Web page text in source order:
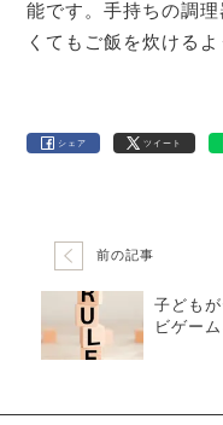
能です。手持ちの調
くてもご飯を炊ける
シェア ツイート
前の記事
子ども
ビゲーム
介